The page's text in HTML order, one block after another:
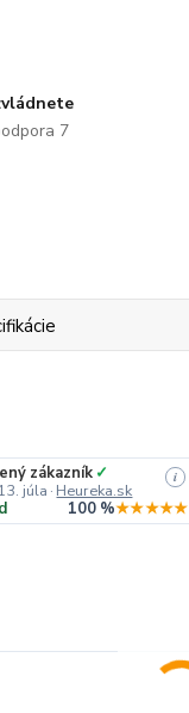
7
zákazník ✓
júla · Heureka.sk
i
100 %★★★★★